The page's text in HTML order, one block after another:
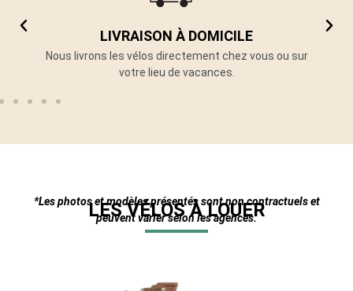
LIVRAISON À DOMICILE
Nous livrons les vélos directement chez vous ou sur
votre lieu de vacances.
LES VÉLOS À LOUER
*Les photos et modèles présentés sont non contractuels et
peuvent varier selon les agences.